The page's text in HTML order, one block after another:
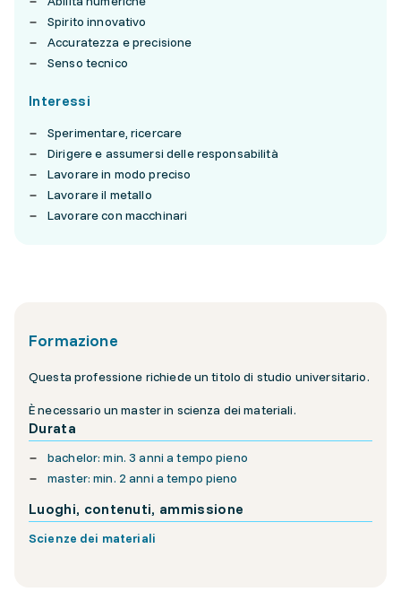
Spirito innovativo
Accuratezza e precisione
Senso tecnico
Interessi
Sperimentare, ricercare
Dirigere e assumersi delle responsabilità
Lavorare in modo preciso
Lavorare il metallo
Lavorare con macchinari
Formazione
Questa professione richiede un titolo di studio universitario.
È necessario un master in scienza dei materiali.
Durata
bachelor: min. 3 anni a tempo pieno
master: min. 2 anni a tempo pieno
Luoghi, contenuti, ammissione
Scienze dei materiali